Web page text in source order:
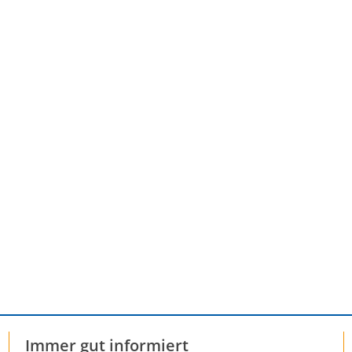
Immer gut informiert